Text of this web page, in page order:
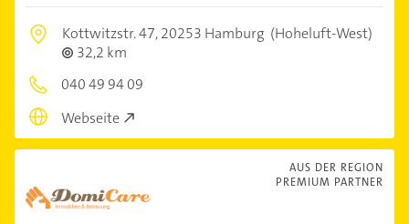
Kottwitzstr. 47,20253 Hamburg (Hoheluft-West)
32,2 km
040 49 94 09
Webseite
AUS DER REGION
PREMIUM PARTNER